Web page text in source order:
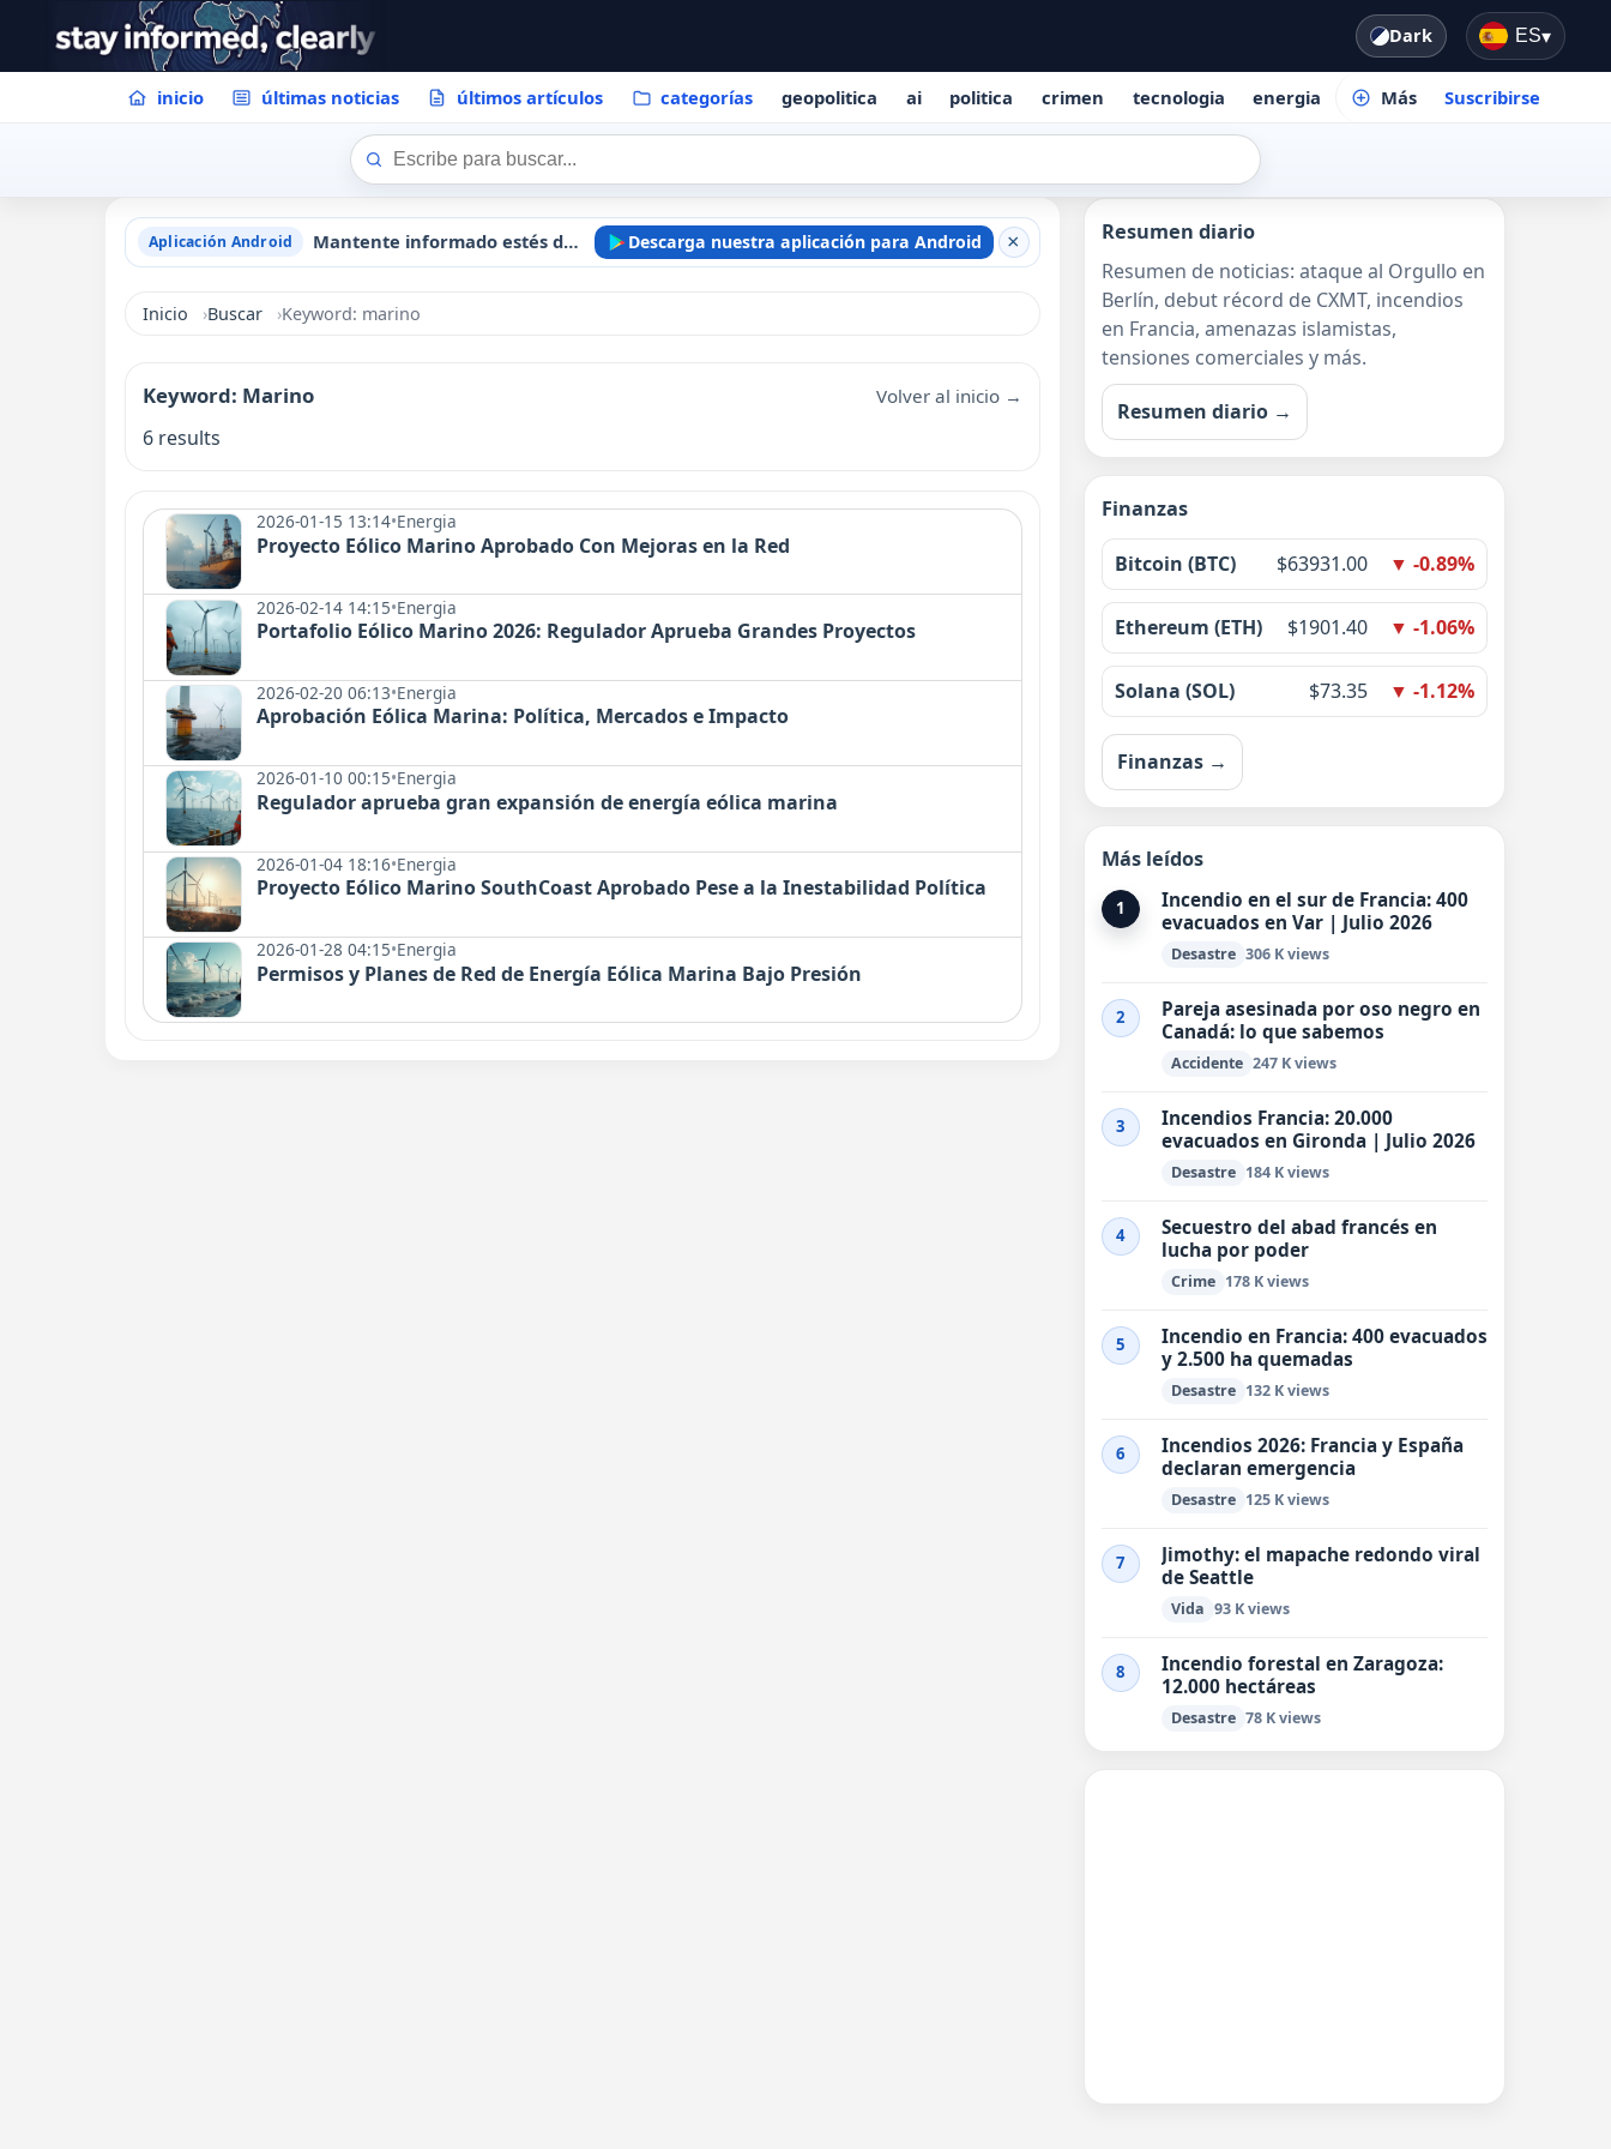
Dark ES▾
inicio últimas noticias últimos artículos categorías geopolitica ai politica crimen tecnologia energia Más Suscribirse
Aplicación Android Mantente informado estés donde estés Descarga nuestra aplicación para Android ×
Inicio Buscar Keyword: marino
Keyword: Marino Volver al inicio →
6 results
2026-01-15 13:14•Energia
Proyecto Eólico Marino Aprobado Con Mejoras en la Red
2026-02-14 14:15•Energia
Portafolio Eólico Marino 2026: Regulador Aprueba Grandes Proyectos
2026-02-20 06:13•Energia
Aprobación Eólica Marina: Política, Mercados e Impacto
2026-01-10 00:15•Energia
Regulador aprueba gran expansión de energía eólica marina
2026-01-04 18:16•Energia
Proyecto Eólico Marino SouthCoast Aprobado Pese a la Inestabilidad Política
2026-01-28 04:15•Energia
Permisos y Planes de Red de Energía Eólica Marina Bajo Presión
Resumen diario
Resumen de noticias: ataque al Orgullo en
Berlín, debut récord de CXMT, incendios
en Francia, amenazas islamistas,
tensiones comerciales y más.
Resumen diario →
Finanzas
Bitcoin (BTC) $63931.00 ▼ -0.89%
Ethereum (ETH) $1901.40 ▼ -1.06%
Solana (SOL) $73.35 ▼ -1.12%
Finanzas →
Más leídos
1
Incendio en el sur de Francia: 400
evacuados en Var | Julio 2026
Desastre 306 K views
2
Pareja asesinada por oso negro en
Canadá: lo que sabemos
Accidente 247 K views
3
Incendios Francia: 20.000
evacuados en Gironda | Julio 2026
Desastre 184 K views
4
Secuestro del abad francés en
lucha por poder
Crime 178 K views
5
Incendio en Francia: 400 evacuados
y 2.500 ha quemadas
Desastre 132 K views
6
Incendios 2026: Francia y España
declaran emergencia
Desastre 125 K views
7
Jimothy: el mapache redondo viral
de Seattle
Vida 93 K views
8
Incendio forestal en Zaragoza:
12.000 hectáreas
Desastre 78 K views